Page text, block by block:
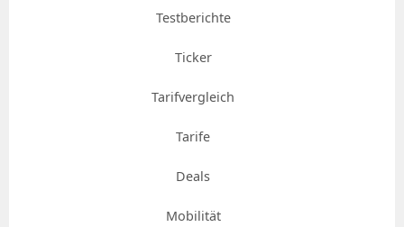
Testberichte
Ticker
Tarifvergleich
Tarife
Deals
Mobilität